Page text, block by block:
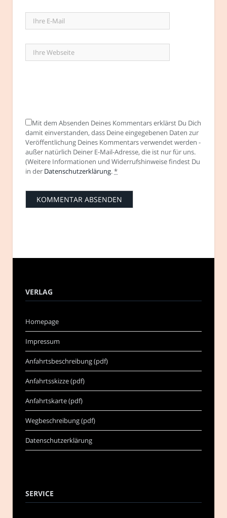
Mit dem Absenden Deines Kommentars erklärst Du Dich
damit einverstanden, dass Deine eingegebenen Daten zur
Veröffentlichung Deines Kommentars verwendet werden -
außer natürlich Deiner E-Mail-Adresse, die ist nur für uns.
(Weitere Informationen und Widerrufshinweise findest Du
in der Datenschutzerklärung.*
VERLAG
Homepage
Impressum
Anfahrtsbeschreibung (pdf)
Anfahrtsskizze (pdf)
Anfahrtskarte (pdf)
Wegbeschreibung (pdf)
Datenschutzerklärung
SERVICE